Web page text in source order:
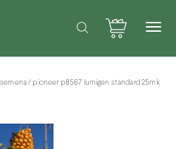
Pišite na: info@zrno.si
semena/ pioneer p8567 lumigen standard 25mk